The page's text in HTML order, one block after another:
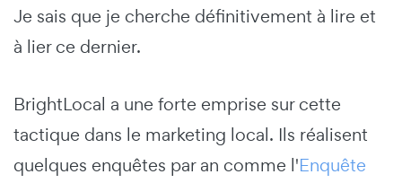
Je sais que je cherche définitivement à lire et
à lier ce dernier.
BrightLocal a une forte emprise sur cette
tactique dans le marketing local. Ils réalisent
quelques enquêtes par an comme l'Enquête